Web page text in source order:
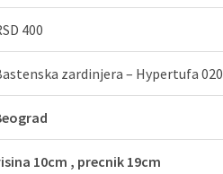
400
zardinjera – Hypertufa 020
10cm , precnik 19cm